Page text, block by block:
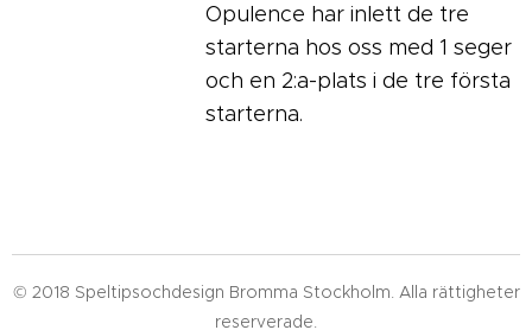
Opulence har inlett de tre
starterna hos oss med 1 seger
och en 2:a-plats i de tre första
starterna.
© 2018 Speltipsochdesign Bromma Stockholm. Alla rättigheter
reserverade.